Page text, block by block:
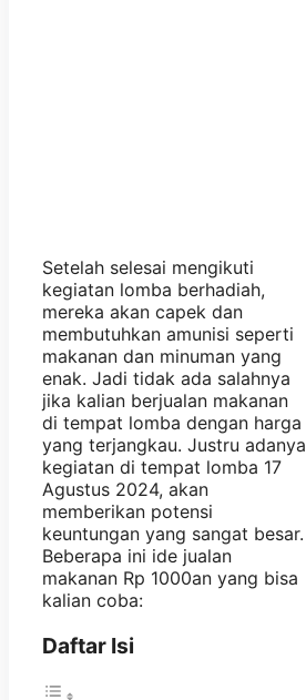
Setelah selesai mengikuti
kegiatan lomba berhadiah,
mereka akan capek dan
membutuhkan amunisi seperti
makanan dan minuman yang
enak. Jadi tidak ada salahnya
jika kalian berjualan makanan
di tempat lomba dengan harga
yang terjangkau. Justru adanya
kegiatan di tempat lomba 17
Agustus 2024, akan
memberikan potensi
keuntungan yang sangat besar.
Beberapa ini ide jualan
makanan Rp 1000an yang bisa
kalian coba:
Daftar Isi